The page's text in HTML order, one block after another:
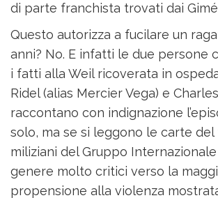
di parte franchista trovati dai
Questo autorizza a fucilare un
anni? No. E infatti le due persone
i fatti alla Weil ricoverata in
Ridel (alias Mercier Vega) e
raccontano con indignazione
solo, ma se si leggono le carte del
miliziani del Gruppo
genere molto critici verso la
propensione alla violenza